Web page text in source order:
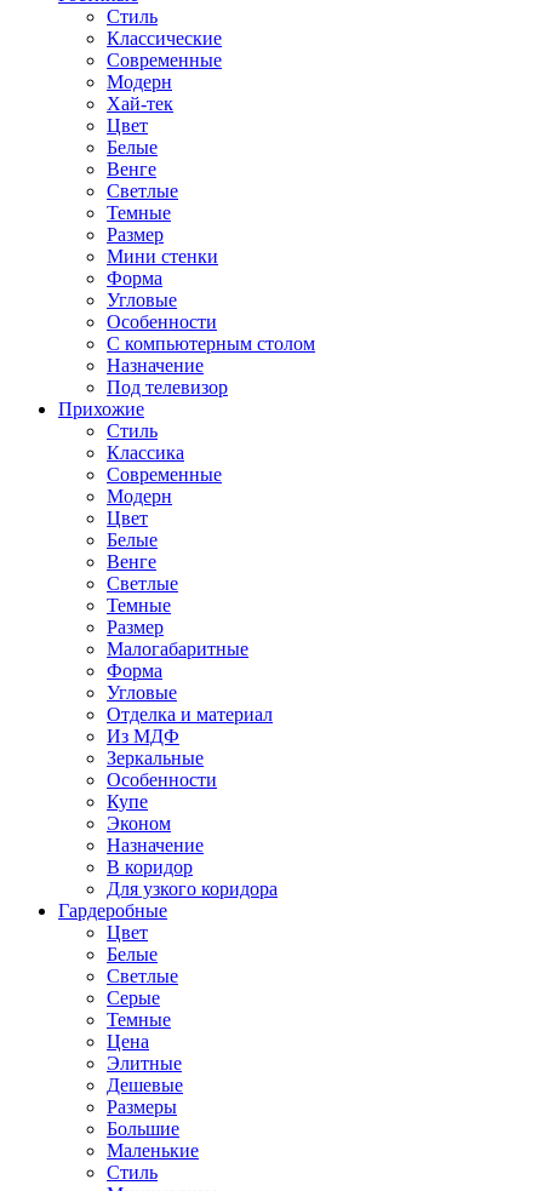
Стиль
Классические
Современные
Модерн
Хай-тек
Цвет
Белые
Венге
Светлые
Темные
Размер
Мини стенки
Форма
Угловые
Особенности
С компьютерным столом
Назначение
Под телевизор
Прихожие
Стиль
Классика
Современные
Модерн
Цвет
Белые
Венге
Светлые
Темные
Размер
Малогабаритные
Форма
Угловые
Отделка и материал
Из МДФ
Зеркальные
Особенности
Купе
Эконом
Назначение
В коридор
Для узкого коридора
Гардеробные
Цвет
Белые
Светлые
Серые
Темные
Цена
Элитные
Дешевые
Размеры
Большие
Маленькие
Стиль